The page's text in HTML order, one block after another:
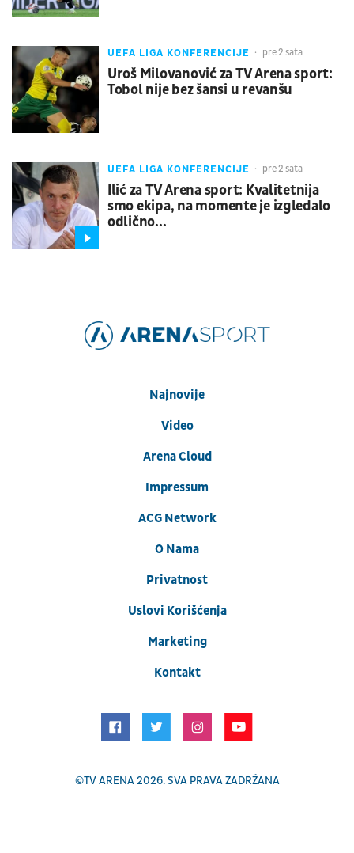
UEFA LIGA KONFERENCIJE pre 2 sata
Uroš Milovanović za TV Arena sport:
Tobol nije bez šansi u revanšu
UEFA LIGA KONFERENCIJE pre 2 sata
Ilić za TV Arena sport: Kvalitetnija
smo ekipa, na momente je izgledalo
odlično...
Najnovije
Video
Arena Cloud
Impressum
ACG Network
O Nama
Privatnost
Uslovi Korišćenja
Marketing
Kontakt
©TV ARENA2026. SVA PRAVA ZADRŽANA